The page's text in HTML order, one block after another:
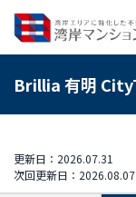
Brillia 有明
更新日：2026.07.31
次回更新日：2026.08.07